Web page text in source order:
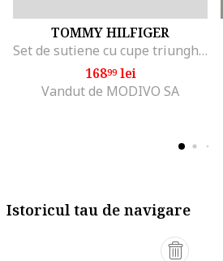
TOMMY HILFIGER
Set de sutiene cu cupe triunghiulare si detaliu logo - 3 perechi, Alb/Negru/Gri melange
16899lei
Vandut de MODIVO SA
Istoricul tau de navigare